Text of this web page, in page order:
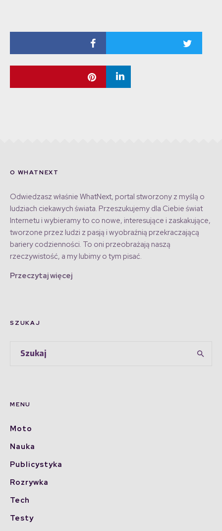
O WHATNEXT
Odwiedzasz właśnie WhatNext, portal stworzony z myślą o
ludziach ciekawych świata. Przeszukujemy dla Ciebie świat
Internetu i wybieramy to co nowe, interesujące i zaskakujące,
tworzone przez ludzi z pasją i wyobraźnią przekraczającą
bariery codzienności. To oni przeobrażają naszą
rzeczywistość, a my lubimy o tym pisać.
Przeczytaj więcej
SZUKAJ
MENU
Moto
Nauka
Publicystyka
Rozrywka
Tech
Testy